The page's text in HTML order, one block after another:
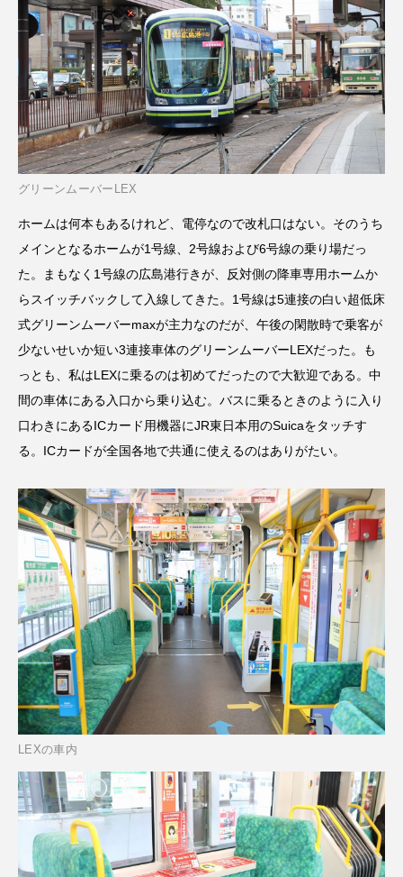
グリーンムーバーLEX
ホームは何本もあるけれど、電停なので改札口はない。そのうち
メインとなるホームが1号線、2号線および6号線の乗り場だっ
た。まもなく1号線の広島港行きが、反対側の降車専用ホームか
らスイッチバックして入線してきた。1号線は5連接の白い超低床
式グリーンムーバーmaxが主力なのだが、午後の閑散時で乗客が
少ないせいか短い3連接車体のグリーンムーバーLEXだった。も
っとも、私はLEXに乗るのは初めてだったので大歓迎である。中
間の車体にある入口から乗り込む。バスに乗るときのように入り
口わきにあるICカード用機器にJR東日本用のSuicaをタッチす
る。ICカードが全国各地で共通に使えるのはありがたい。
LEXの車内